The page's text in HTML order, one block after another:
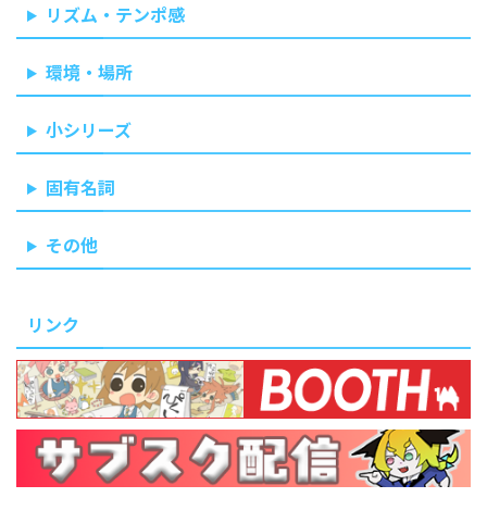
リズム・テンポ感
環境・場所
小シリーズ
固有名詞
その他
リンク